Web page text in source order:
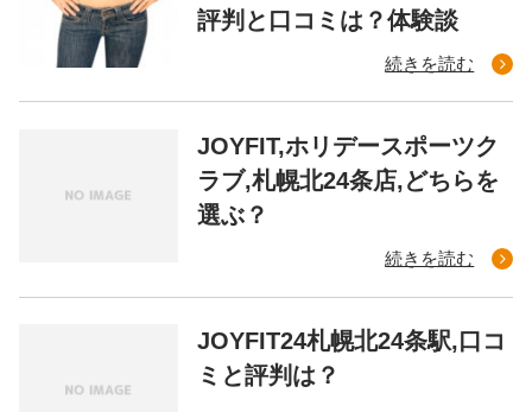
評判と口コミは？体験談
続きを読む
JOYFIT,ホリデースポーツク
ラブ,札幌北24条店,どちらを
選ぶ？
続きを読む
JOYFIT24札幌北24条駅,口コ
ミと評判は？